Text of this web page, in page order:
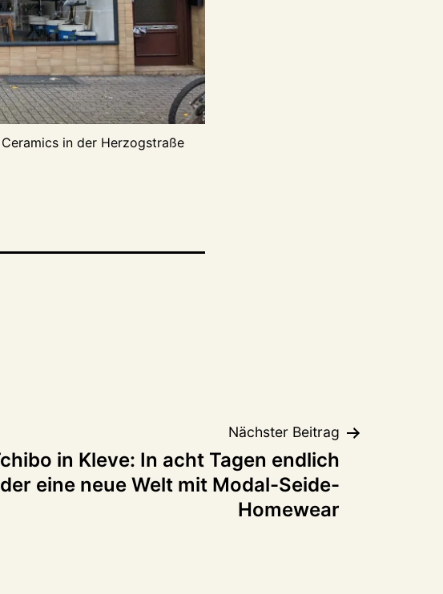
in der Herzogstraße
Nächster Beitrag
in Kleve: In acht Tagen endlich
eine neue Welt mit Modal-Seide-
Homewear